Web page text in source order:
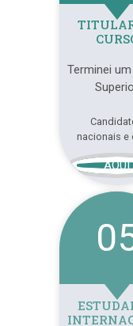
Terminei
nacionais e
AQUI